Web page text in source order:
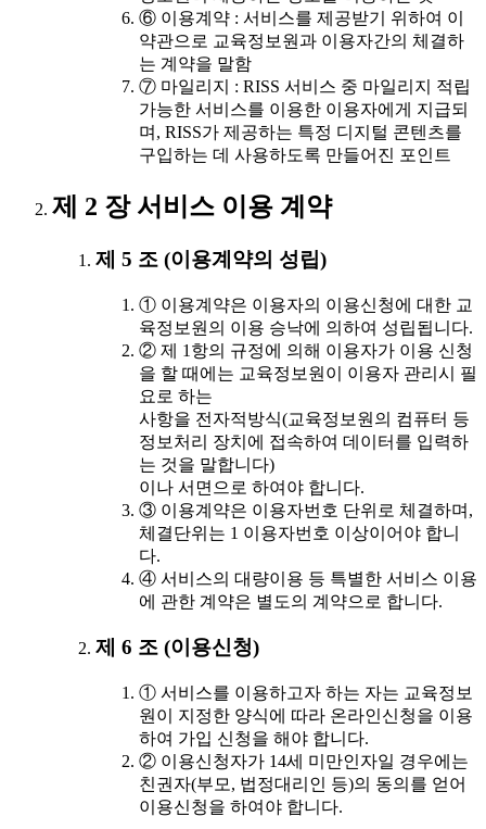
⑥ 이용계약 : 서비스를 제공받기 위하여 이
약관으로 교육정보원과 이용자간의 체결하
는 계약을 말함
⑦ 마일리지 : RISS 서비스 중 마일리지 적립
가능한 서비스를 이용한 이용자에게 지급되
며, RISS가 제공하는 특정 디지털 콘텐츠를
구입하는 데 사용하도록 만들어진 포인트
제 2 장 서비스 이용 계약
제 5 조 (이용계약의 성립)
① 이용계약은 이용자의 이용신청에 대한 교
육정보원의 이용 승낙에 의하여 성립됩니다.
② 제 1항의 규정에 의해 이용자가 이용 신청
을 할 때에는 교육정보원이 이용자 관리시 필
요로 하는
사항을 전자적방식(교육정보원의 컴퓨터 등
정보처리 장치에 접속하여 데이터를 입력하
는 것을 말합니다)
이나 서면으로 하여야 합니다.
③ 이용계약은 이용자번호 단위로 체결하며,
체결단위는 1 이용자번호 이상이어야 합니
다.
④ 서비스의 대량이용 등 특별한 서비스 이용
에 관한 계약은 별도의 계약으로 합니다.
제 6 조 (이용신청)
① 서비스를 이용하고자 하는 자는 교육정보
원이 지정한 양식에 따라 온라인신청을 이용
하여 가입 신청을 해야 합니다.
② 이용신청자가 14세 미만인자일 경우에는
친권자(부모, 법정대리인 등)의 동의를 얻어
이용신청을 하여야 합니다.